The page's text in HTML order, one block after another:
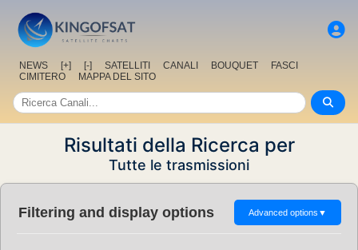
NEWS [+] [-] SATELLITI CANALI BOUQUET
FASCI
CIMITERO
MAPPA DEL SITO
Risultati della Ricerca per
Tutte le trasmissioni
Filtering and display options Advanced options ▼